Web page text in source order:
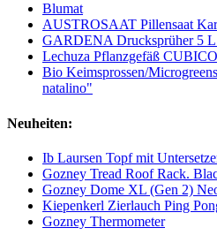
Blumat
AUSTROSAAT Pillensaat
GARDENA Drucksprüher 5
Lechuza Pflanzgefäß
Bio Keimsprossen/
natalino"
Neuheiten:
Ib Laursen Topf mit
Gozney Tread Roof Rack.
Gozney Dome XL (Gen 2)
Kiepenkerl Zierlauch Ping
Gozney Thermometer